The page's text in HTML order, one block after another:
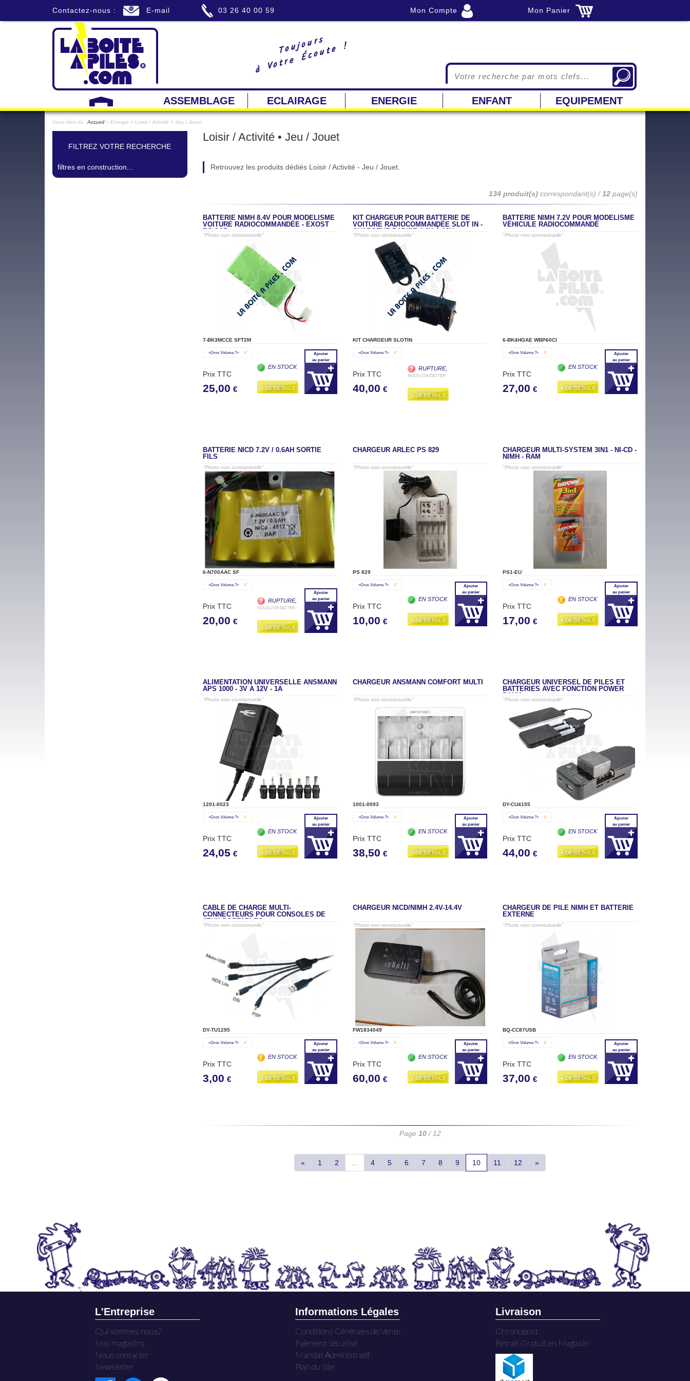
Contactez-nous : E-mail 03 26 40 00 59 Mon Compte Mon Panier
Toujours
à Votre Écoute !
ASSEMBLAGE ECLAIRAGE ENERGIE ENFANT EQUIPEMENT
Vous êtes ici : Accueil> Energie > Loisir / Activité > Jeu / Jouet
FILTREZ VOTRE RECHERCHE
filtres en construction...
Loisir / Activité • Jeu / Jouet
Retrouvez les produits dédiés Loisir / Activité - Jeu / Jouet.
134 produit(s) correspondant(s) /12 page(s)
BATTERIE NIMH 8.4V POUR MODÉLISME
VOITURE RADIOCOMMANDÉE - EXOST
"Photo non contractuelle"
7-BK3MCCE SFT2M
«gros Volume ?» V
Prix TTC
25,00 €
EN STOCK
+ DE DÉTAILS
Ajouter
au panier
KIT CHARGEUR POUR BATTERIE DE
VOITURE RADIOCOMMANDÉE SLOT IN -
"Photo non contractuelle"
KIT CHARGEUR SLOTIN
«gros Volume ?» V
Prix TTC
40,00 €
RUPTURE,
NOUS CONTACTER
+ DE DÉTAILS
BATTERIE NIMH 7.2V POUR MODÉLISME
VÉHICULE RADIOCOMMANDÉ
"Photo non contractuelle"
6-BK4HGAE WBP60CI
«gros Volume ?» V
Prix TTC
27,00 €
EN STOCK
+ DE DÉTAILS
Ajouter
au panier
BATTERIE NICD 7.2V / 0.6AH SORTIE
FILS
"Photo non contractuelle"
6-N700AAC SF
«gros Volume ?» V
Prix TTC
20,00 €
RUPTURE,
NOUS CONTACTER
+ DE DÉTAILS
Ajouter
au panier
CHARGEUR ARLEC PS 829
"Photo non contractuelle"
PS 829
«gros Volume ?» V
Prix TTC
10,00 €
EN STOCK
+ DE DÉTAILS
Ajouter
au panier
CHARGEUR MULTI-SYSTEM 3IN1 - NI-CD -
NIMH - RAM
"Photo non contractuelle"
PS1-EU
«gros Volume ?» V
Prix TTC
17,00 €
EN STOCK
+ DE DÉTAILS
Ajouter
au panier
ALIMENTATION UNIVERSELLE ANSMANN
APS 1000 - 3V A 12V - 1A
"Photo non contractuelle"
1201-0023
«gros Volume ?» V
Prix TTC
24,05 €
EN STOCK
+ DE DÉTAILS
Ajouter
au panier
CHARGEUR ANSMANN COMFORT MULTI
"Photo non contractuelle"
1001-0093
«gros Volume ?» V
Prix TTC
38,50 €
EN STOCK
+ DE DÉTAILS
Ajouter
au panier
CHARGEUR UNIVERSEL DE PILES ET
BATTERIES AVEC FONCTION POWER
"Photo non contractuelle"
DY-CU4155
«gros Volume ?» V
Prix TTC
44,00 €
EN STOCK
+ DE DÉTAILS
Ajouter
au panier
CABLE DE CHARGE MULTI-
CONNECTEURS POUR CONSOLES DE
"Photo non contractuelle"
DY-TU1295
«gros Volume ?» V
Prix TTC
3,00 €
EN STOCK
+ DE DÉTAILS
Ajouter
au panier
CHARGEUR NICD/NIMH 2.4V-14.4V
"Photo non contractuelle"
FW1834049
«gros Volume ?» V
Prix TTC
60,00 €
EN STOCK
+ DE DÉTAILS
Ajouter
au panier
CHARGEUR DE PILE NIMH ET BATTERIE
EXTERNE
"Photo non contractuelle"
BQ-CC87USB
«gros Volume ?» V
Prix TTC
37,00 €
EN STOCK
+ DE DÉTAILS
Ajouter
au panier
Page 10/ 12
« 1 2 4 5 6 7 8 9 10 11 12 »
L'Entreprise
Qui sommes nous?
Nos magasins
Nous contacter
Newsletter
Informations Légales
Conditions Générales de Vente
Paiement Sécurisé
Mandat Administratif
Plan du Site
Livraison
Chronopost
Retrait Gratuit en Magasin